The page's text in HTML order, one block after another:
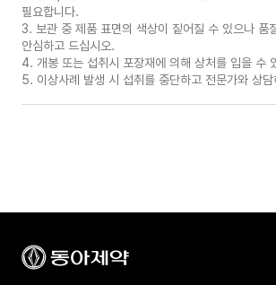
필요합니다.
3. 보관 중 제품 표면의 색상이 짙어질 수 있으나 품
안심하고 드십시오.
4. 개봉 또는 섭취시 포장재에 의해 상처를 입을 수
5. 이상사례 발생 시 섭취를 중단하고 전문가와 상담